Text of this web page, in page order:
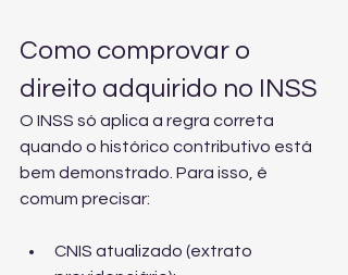
Como comprovar o
direito adquirido no INSS
O INSS só aplica a regra correta
quando o histórico contributivo está
bem demonstrado. Para isso, é
comum precisar:
CNIS atualizado (extrato